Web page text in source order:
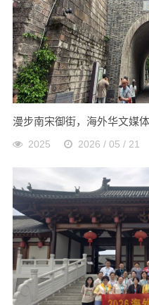
漫步南宋御街，海外华文媒
2025 2026 / 05 / 21